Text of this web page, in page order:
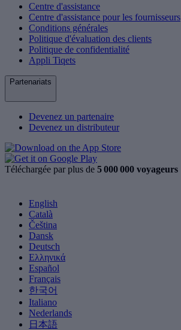
Centre d'assistance
Centre d'assistance pour les fournisseurs
Conditions générales
Politique d'évaluation des clients
Politique de confidentialité
Appli Tiqets
Partenariats
Devenez un partenaire
Devenez un distributeur
Téléchargée par plus de 5 000 000 voyageurs
English
Català
Čeština
Dansk
Deutsch
Ελληνικά
Español
Français
한국어
Italiano
Nederlands
日本語